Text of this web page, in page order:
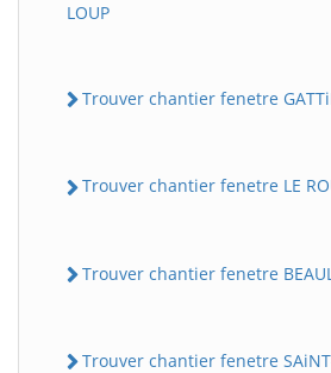
LOUP
Trouver chantier fenetre
Trouver chantier fenetre LE
Trouver chantier fenetre
Trouver chantier fenetre